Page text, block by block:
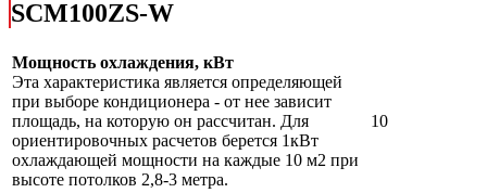
SCM100ZS-W
Мощность охлаждения, кВт
Эта характеристика является определяющей
при выборе кондиционера - от нее зависит
площадь, на которую он рассчитан. Для
ориентировочных расчетов берется 1кВт
охлаждающей мощности на каждые 10 м2 при
высоте потолков 2,8-3 метра.
10